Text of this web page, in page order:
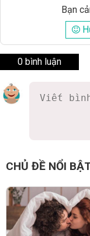
Bạn
0 bình luận
CHỦ ĐỀ NỔI